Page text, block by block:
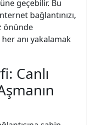
geçebilir. Bu
bağlantınızı,
önünde
her anı yakalamak
Canlı